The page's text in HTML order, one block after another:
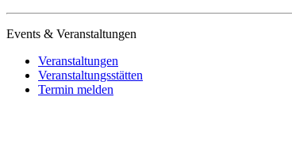
Events & Veranstaltungen
Veranstaltungen
Veranstaltungsstätten
Termin melden